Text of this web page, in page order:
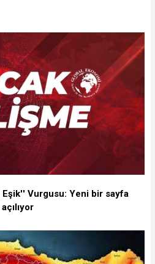
Vurgusu: Yeni bir sayfa
açılıyor